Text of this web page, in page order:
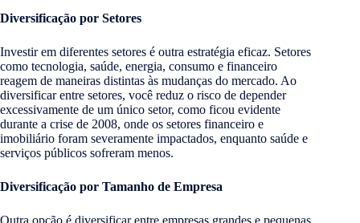
Diversificação por Setores
Investir em diferentes setores é outra estratégia eficaz. Setores
como tecnologia, saúde, energia, consumo e financeiro
reagem de maneiras distintas às mudanças do mercado. Ao
diversificar entre setores, você reduz o risco de depender
excessivamente de um único setor, como ficou evidente
durante a crise de 2008, onde os setores financeiro e
imobiliário foram severamente impactados, enquanto saúde e
serviços públicos sofreram menos.
Diversificação por Tamanho de Empresa